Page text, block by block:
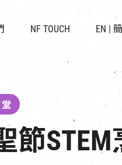
置
NF TOUCH EN | 簡
節